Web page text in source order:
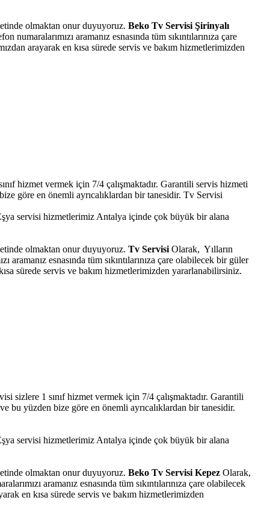
olmaktan onur duyuyoruz. Beko Tv Servisi Şirinyalı
aramanız esnasında tüm sıkıntılarınıza çare
arayarak en kısa sürede servis ve bakım hizmetlerimizden
hizmet vermek için 7/4 çalışmaktadır. Garantili servis hizmeti
göre en önemli ayrıcalıklardan bir tanesidir. Tv Servisi
servisi hizmetlerimiz Antalya içinde çok büyük bir alana
olmaktan onur duyuyoruz. Tv Servisi Olarak, Yılların
esnasında tüm sıkıntılarınıza çare olabilecek bir güler
sürede servis ve bakım hizmetlerimizden yararlanabilirsiniz.
1 sınıf hizmet vermek için 7/4 çalışmaktadır. Garantili
bu yüzden bize göre en önemli ayrıcalıklardan bir tanesidir.
servisi hizmetlerimiz Antalya içinde çok büyük bir alana
olmaktan onur duyuyoruz. Beko Tv Servisi Kepez Olarak,
aramanız esnasında tüm sıkıntılarınıza çare olabilecek
en kısa sürede servis ve bakım hizmetlerimizden